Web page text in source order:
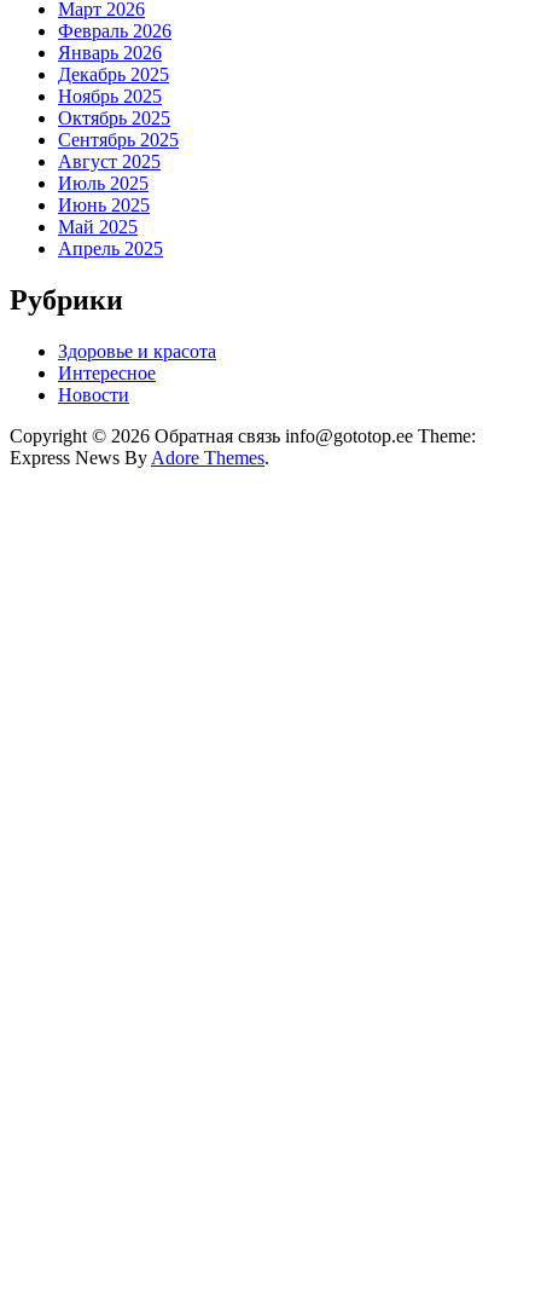
Март 2026
Февраль 2026
Январь 2026
Декабрь 2025
Ноябрь 2025
Октябрь 2025
Сентябрь 2025
Август 2025
Июль 2025
Июнь 2025
Май 2025
Апрель 2025
Рубрики
Здоровье и красота
Интересное
Новости
Copyright © 2026 Обратная связь info@gototop.ee Theme:
Express News By Adore Themes.